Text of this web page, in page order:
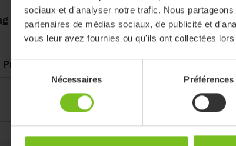
sociaux et d'analyser notre trafic. Nous
partenaires de médias sociaux, de publicité et
vous leur avez fournies ou qu'ils ont collectées
Sélection
consentement
Nécessaires Préférences
choice matrix EN